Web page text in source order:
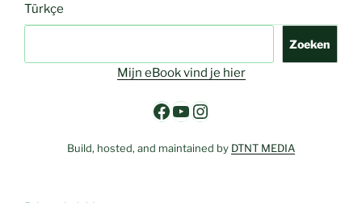
Türkçe
Zoeken
Mijn eBook vind je hier
Facebook
YouTube
Instagram
Build, hosted, and maintained by DTNT MEDIA